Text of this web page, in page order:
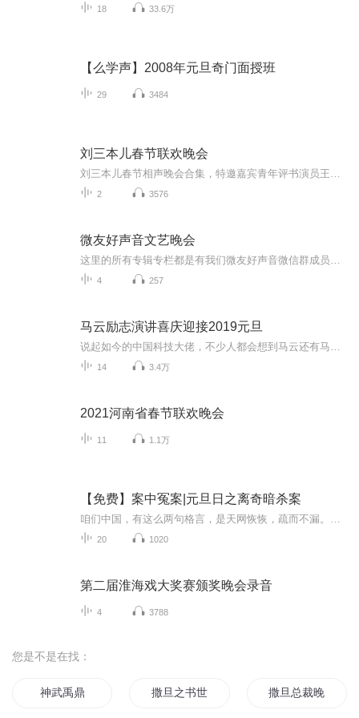
18 33.6万
【么学声】2008年元旦奇门面授班
29 3484
刘三本儿春节联欢晚会
2 3576
微友好声音文艺晚会
4 257
马云励志演讲喜庆迎接2019元旦
14 3.4万
2021河南省春节联欢晚会
11 1.1万
【免费】案中冤案|元旦日之离奇暗杀案
20 1020
第二届淮海戏大奖赛颁奖晚会录音
4 3788
您是不是在找：
神武禹鼎 撒旦之书世界末日 撒旦总裁晚上见